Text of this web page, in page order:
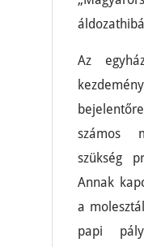
Az
számos
szükség
Annak
a
papi